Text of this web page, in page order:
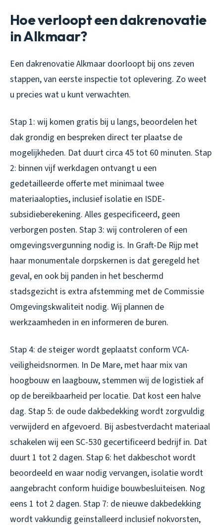
Hoe verloopt een dakrenovatie
in Alkmaar?
Een dakrenovatie Alkmaar doorloopt bij ons zeven
stappen, van eerste inspectie tot oplevering. Zo weet
u precies wat u kunt verwachten.
Stap 1: wij komen gratis bij u langs, beoordelen het
dak grondig en bespreken direct ter plaatse de
mogelijkheden. Dat duurt circa 45 tot 60 minuten. Stap
2: binnen vijf werkdagen ontvangt u een
gedetailleerde offerte met minimaal twee
materiaalopties, inclusief isolatie en ISDE-
subsidieberekening. Alles gespecificeerd, geen
verborgen posten. Stap 3: wij controleren of een
omgevingsvergunning nodig is. In Graft-De Rijp met
haar monumentale dorpskernen is dat geregeld het
geval, en ook bij panden in het beschermd
stadsgezicht is extra afstemming met de Commissie
Omgevingskwaliteit nodig. Wij plannen de
werkzaamheden in en informeren de buren.
Stap 4: de steiger wordt geplaatst conform VCA-
veiligheidsnormen. In De Mare, met haar mix van
hoogbouw en laagbouw, stemmen wij de logistiek af
op de bereikbaarheid per locatie. Dat kost een halve
dag. Stap 5: de oude dakbedekking wordt zorgvuldig
verwijderd en afgevoerd. Bij asbestverdacht materiaal
schakelen wij een SC-530 gecertificeerd bedrijf in. Dat
duurt 1 tot 2 dagen. Stap 6: het dakbeschot wordt
beoordeeld en waar nodig vervangen, isolatie wordt
aangebracht conform huidige bouwbesluiteisen. Nog
eens 1 tot 2 dagen. Stap 7: de nieuwe dakbedekking
wordt vakkundig geïnstalleerd inclusief nokvorsten,